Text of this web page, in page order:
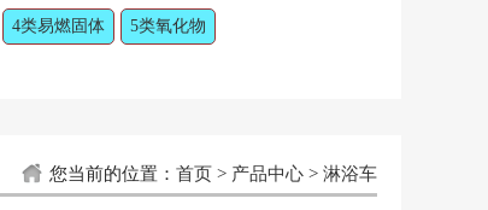
4类易燃固体 5类氧化物
您当前的位置： 首页 > 产品中心 > 淋浴车